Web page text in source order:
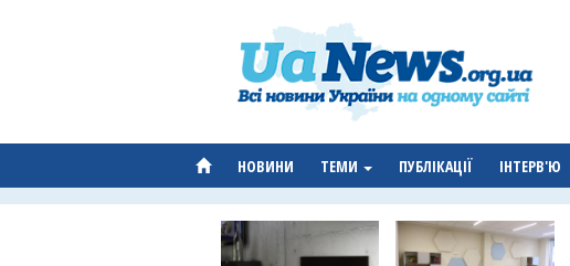
НОВИНИ ТЕМИ ПУБЛІКАЦІЇ ІНТЕРВ'Ю